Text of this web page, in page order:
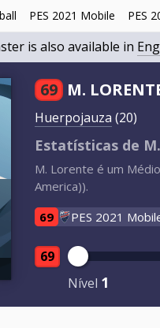
PES 2021 Mobile PES
is also available in
69 M.
Huerpojauza (20)
Estatísticas de
M. Lorente é um
America)).
69
PES 2021
69
Nível 1